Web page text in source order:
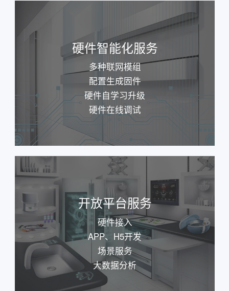
硬件智能化服务
多种联网模组
配置生成固件
硬件自学习升级
硬件在线调试
开放平台服务
硬件接入
APP、H5开发
场景服务
大数据分析